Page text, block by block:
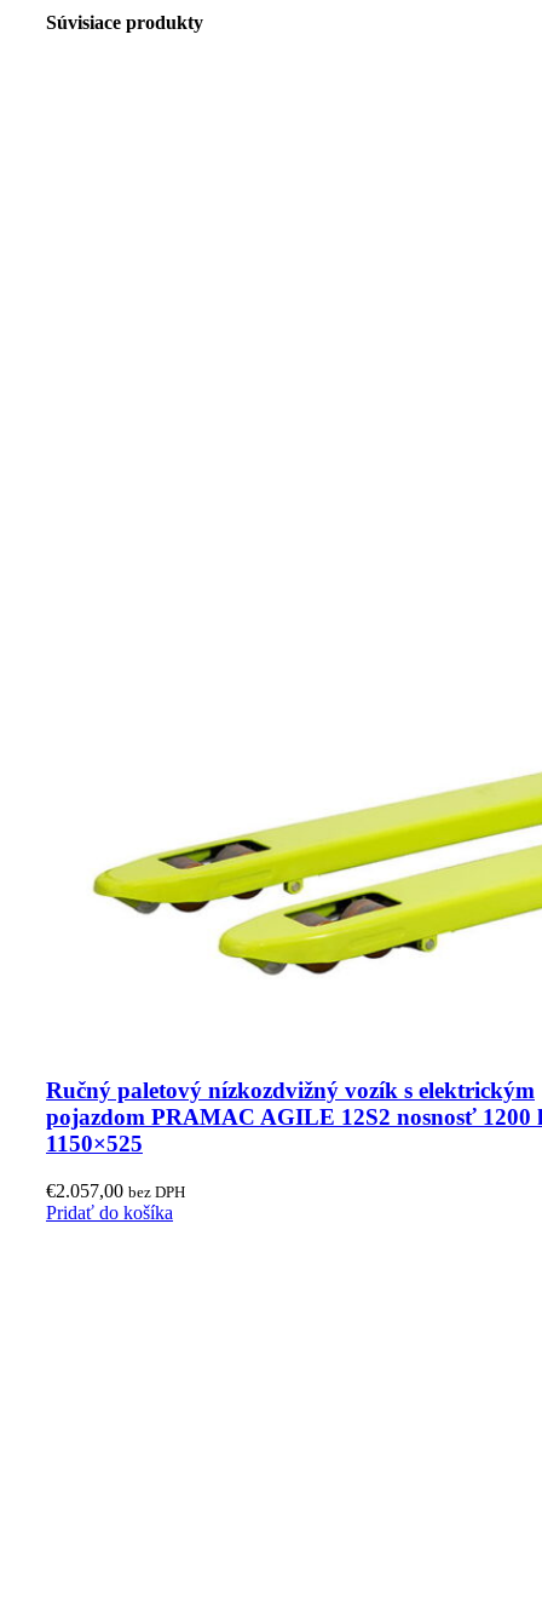
Súvisiace produkty
Ručný paletový nízkozdvižný vozík s elektrickým
pojazdom PRAMAC AGILE 12S2 nosnosť 1200
1150×525
€2.057,00 bez DPH
Pridať do košíka